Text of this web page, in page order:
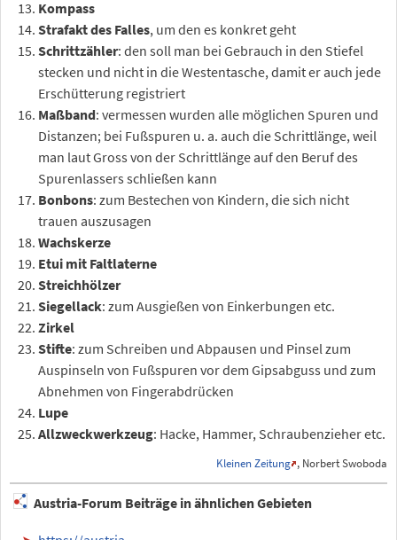
Kompass
Strafakt des Falles, um den es konkret geht
Schrittzähler: den soll man bei Gebrauch in den Stiefel
stecken und nicht in die Westentasche, damit er auch jede
Erschütterung registriert
Maßband: vermessen wurden alle möglichen Spuren und
Distanzen; bei Fußspuren u. a. auch die Schrittlänge, weil
man laut Gross von der Schrittlänge auf den Beruf des
Spurenlassers schließen kann
Bonbons: zum Bestechen von Kindern, die sich nicht
trauen auszusagen
Wachskerze
Etui mit Faltlaterne
Streichhölzer
Siegellack: zum Ausgießen von Einkerbungen etc.
Zirkel
Stifte: zum Schreiben und Abpausen und Pinsel zum
Auspinseln von Fußspuren vor dem Gipsabguss und zum
Abnehmen von Fingerabdrücken
Lupe
Allzweckwerkzeug: Hacke, Hammer, Schraubenzieher etc.
Kleinen Zeitung , Norbert Swoboda
Austria-Forum Beiträge in ähnlichen Gebieten